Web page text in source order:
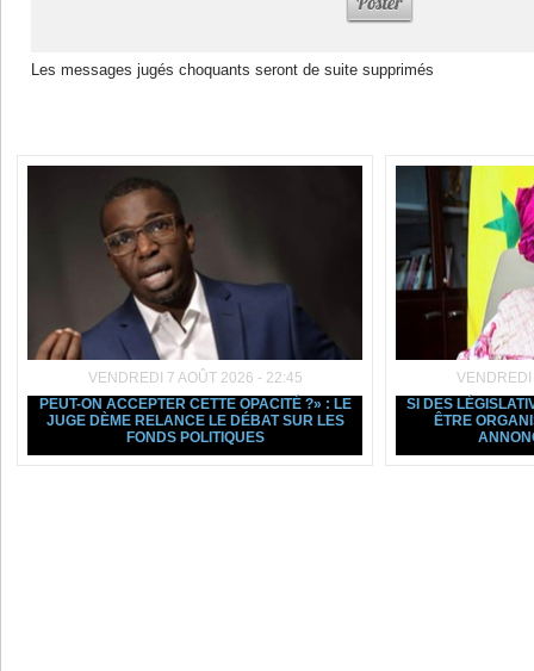
Les messages jugés choquants seront de suite supprimés
VENDREDI 7 AOÛT 2026 - 22:45
PEUT-ON ACCEPTER CETTE OPACITÉ ?» : LE
JUGE DÈME RELANCE LE DÉBAT SUR LES
FONDS POLITIQUES
SI DES
ÊTRE